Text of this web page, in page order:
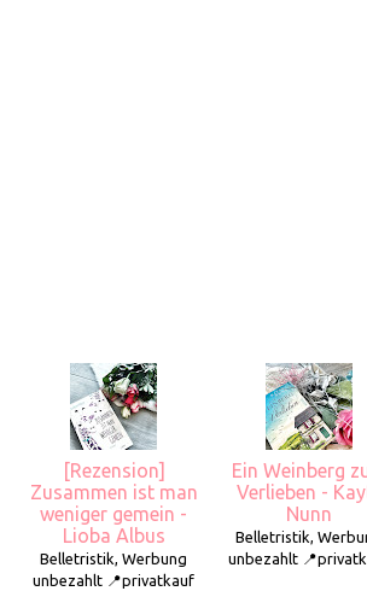
[Rezension]
Zusammen ist man
weniger gemein -
Lioba Albus
Belletristik, Werbung
unbezahlt 📍privatkauf
Ein Weinberg
Verlieben -
Nunn
Belletristik,
unbezahlt